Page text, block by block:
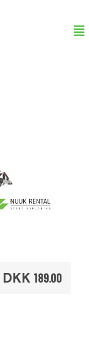
DKK 189.00